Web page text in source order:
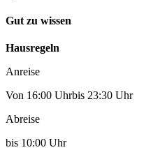
Gut zu wissen
Hausregeln
Anreise
Von 16:00 Uhrbis 23:30 Uhr
Abreise
bis 10:00 Uhr